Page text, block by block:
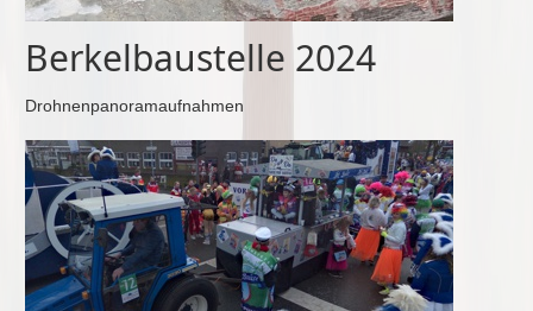
Berkelbaustelle 2024
Drohnenpanoramaufnahmen